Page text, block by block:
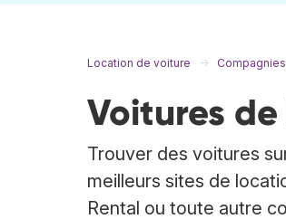
Location de voiture
Voitures
Trouver des voitures
meilleurs sites de
Rental ou toute autre